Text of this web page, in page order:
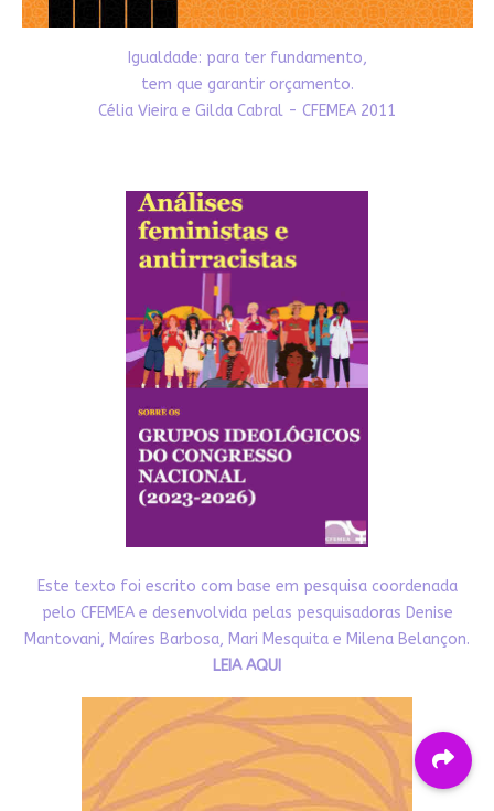
Igualdade: para ter fundamento,
tem que garantir orçamento.
Célia Vieira e Gilda Cabral - CFEMEA 2011
Este texto foi escrito com base em pesquisa coordenada
pelo CFEMEA e desenvolvida pelas pesquisadoras Denise
Mantovani, Maíres Barbosa, Mari Mesquita e Milena Belançon.
LEIA AQUI